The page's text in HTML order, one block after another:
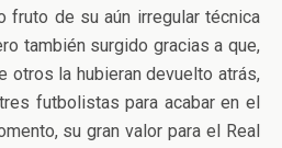
fruto de su aún irregular técnica
también surgido gracias a que,
otros la hubieran devuelto atrás,
futbolistas para acabar en el
su gran valor para el Real